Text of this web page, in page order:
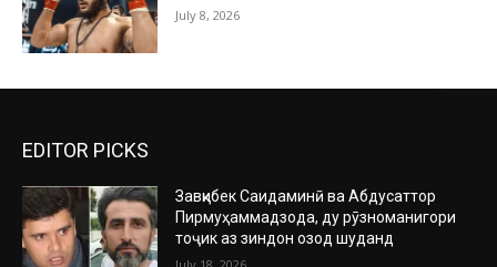
July 8, 2026
EDITOR PICKS
Завқибек Саидаминӣ ва Абдусаттор
Пирмуҳаммадзода, ду рӯзноманигори
тоҷик аз зиндон озод шуданд